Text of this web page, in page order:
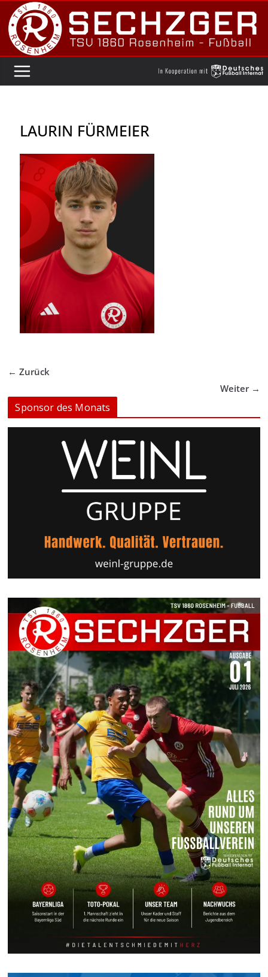
Zum
Inhalt
springen
LAURIN FÜRMEIER
← Zurück
Weiter →
Sponsor des Monats